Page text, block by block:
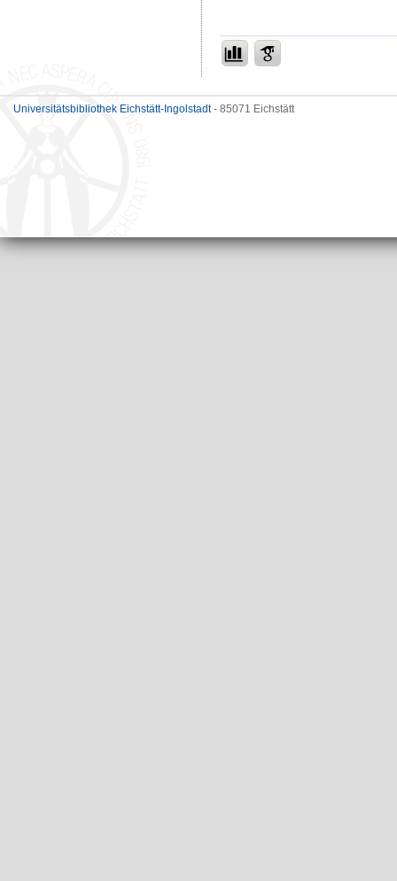
Universitätsbibliothek Eichstätt-Ingolstadt- 85071 Eichstätt